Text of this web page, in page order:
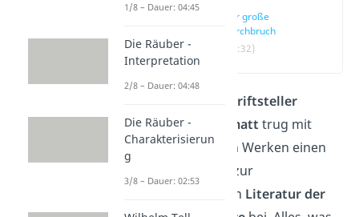
Der große
Durchbruch
(00:32)
Schriftsteller
Friedrich Dürrenmatt trug mit
seinen zahlreichen Werken einen
bedeutenden Teil zur
deutschsprachigen Literatur der
1/8 – Dauer: 04:45
Die Räuber -
Interpretation
2/8 – Dauer: 04:48
Die Räuber -
Charakterisierun
g
3/8 – Dauer: 02:53